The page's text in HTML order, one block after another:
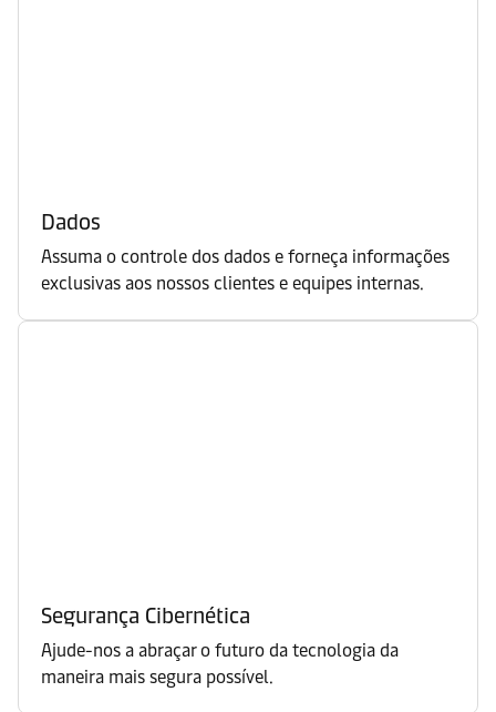
Dados
Assuma o controle dos dados e forneça informações
exclusivas aos nossos clientes e equipes internas.
Segurança Cibernética
Ajude-nos a abraçar o futuro da tecnologia da
maneira mais segura possível.